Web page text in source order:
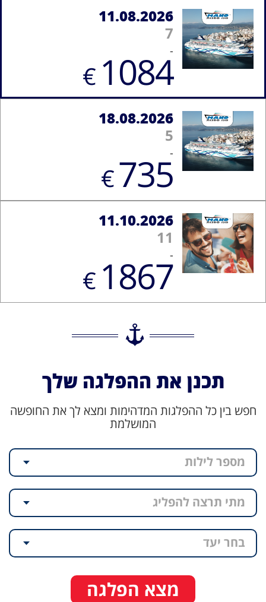
11.08.2026
7
-
€ 1084
18.08.2026
5
-
€735
11.10.2026
11
-
€ 1867
תכנן את ההפלגה שלך
חפש בין כל ההפלגות המדהימות ומצא לך את החופשה
המושלמת
מספר לילות
מתי תרצה להפליג
בחר יעד
מצא הפלגה